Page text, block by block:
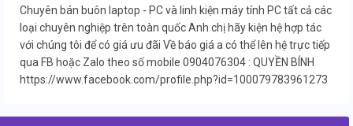
Chuyên bán buôn laptop - PC và linh kiện máy tính PC tất cả các
loại chuyên nghiệp trên toàn quốc Anh chị hãy kiện hệ hợp tác
với chúng tôi để có giá ưu đãi Về báo giá a có thể lên hệ trực tiếp
qua FB hoặc Zalo theo số mobile 0904076304 : QUYỀN BÍNH
https://www.facebook.com/profile.php?id=100079783961273